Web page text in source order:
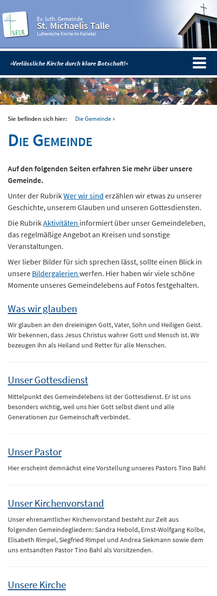
Ev. luth. Gemeinde
St. Michaelis Talle
Lutherische Kirche im Kalletal
»Verlässliche Kirche durch klare Botschaft!«
Sie befinden sich hier: Die Gemeinde
Die Gemeinde
Auf den folgenden Seiten erfahren Sie mehr über unsere
Gemeinde.
Unter der Rubrik Wer wir sind erzählen wir etwas zu unserer
Geschichte, unserem Glauben und unseren Gottesdiensten.
Die Rubrik Aktivitäten informiert über unser Gemeindeleben,
das regelmäßige Angebot an Kreisen und sonstige
Veranstaltungen.
Wer lieber Bilder für sich sprechen lässt, sollte einen Blick in
unsere Bildergalerien werfen. Hier haben wir viele schöne
Momente unseres Gemeindelebens auf Fotos festgehalten.
Was wir glauben
Wir glauben an den dreieinigen Gott, Vater, Sohn und Heiligen Geist.
Wir bekennen, dass Jesus Christus wahrer Gott und Mensch ist. Wir
bezeugen ihn als Heiland und Retter für alle Menschen.
Unser Gottesdienst
Mittelpunkt des Gemeindelebens ist der Gottesdienst. Er ist uns
besonders wichtig, weil uns hier Gott selbst dient und alle
Generationen zur Gemeinschaft verbindet.
Unser Pastor
Hier erscheint demnächst eine Vorstellung unseres Pastors Tino Bahl
Unser Kirchenvorstand
Unser ehrenamtlicher Kirchenvorstand besteht zur Zeit aus
folgenden Gemeindegliedern: Sandra Hebold, Ernst-Wolfgang Kolbe,
Elisabeth Rimpel, Siegfried Rimpel und Andrea Siekmann sowie dem
uns entsandten Pastor Tino Bahl als Vorsitzenden.
Unsere Kirche